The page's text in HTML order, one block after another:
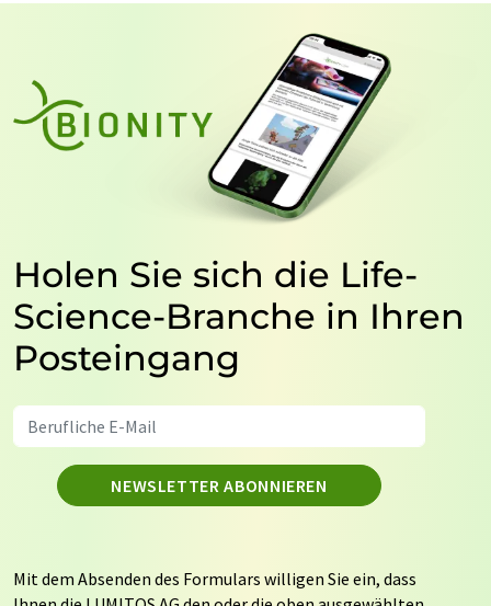
Holen Sie sich die Life-
Science-Branche in Ihren
Posteingang
NEWSLETTER ABONNIEREN
Mit dem Absenden des Formulars willigen Sie ein, dass